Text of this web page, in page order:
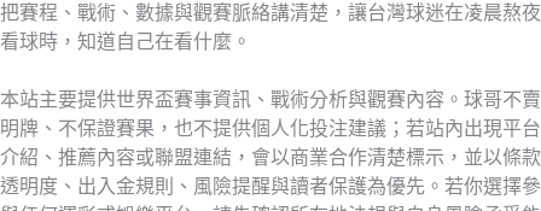
把賽程、戰術、數據與觀賽脈絡講清楚，讓台灣球迷在凌晨熬夜
看球時，知道自己在看什麼。
本站主要提供世界盃賽事資訊、戰術分析與觀賽內容。球哥不賣
明牌、不保證賽果，也不提供個人化投注建議；若站內出現平台
介紹、推薦內容或聯盟連結，會以商業合作清楚標示，並以條款
透明度、出入金規則、風險提醒與讀者保護為優先。若你選擇參